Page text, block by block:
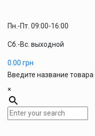
Пн.-Пт. 09:00-16:00
Сб.-Вс. выходной
0.00 грн
Введите название
×